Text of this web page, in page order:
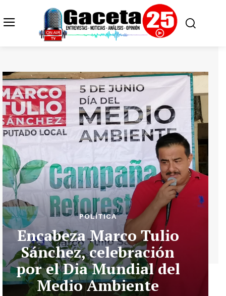
POLÍTICA
Encabeza Marco Tulio
Sánchez, celebración
por el Dia Mundial del
Medio Ambiente